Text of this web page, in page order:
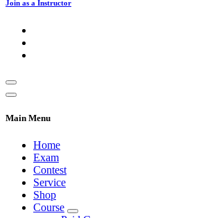
Join as a Instructor
Main Menu
Home
Exam
Contest
Service
Shop
Course